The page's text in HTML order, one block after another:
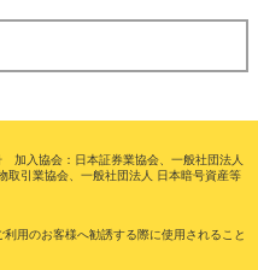
入協会：日本証券業協会、一般社団法人
取引業協会、一般社団法人 日本暗号資産等
用のお客様へ勧誘する際に使用されること